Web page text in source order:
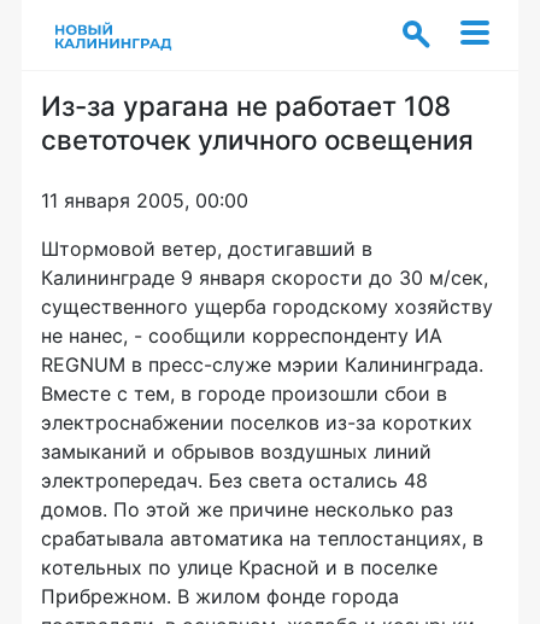
Из-за урагана не работает 108
светоточек уличного освещения
11 января 2005, 00:00
Штормовой ветер, достигавший в
Калининграде 9 января скорости до 30 м/сек,
существенного ущерба городскому хозяйству
не нанес, - сообщили корреспонденту ИА
REGNUM в пресс-служе мэрии Калининграда.
Вместе с тем, в городе произошли сбои в
электроснабжении поселков из-за коротких
замыканий и обрывов воздушных линий
электропередач. Без света остались 48
домов. По этой же причине несколько раз
срабатывала автоматика на теплостанциях, в
котельных по улице Красной и в поселке
Прибрежном. В жилом фонде города